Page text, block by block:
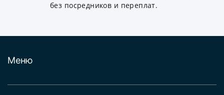
без посредников и переплат.
Меню